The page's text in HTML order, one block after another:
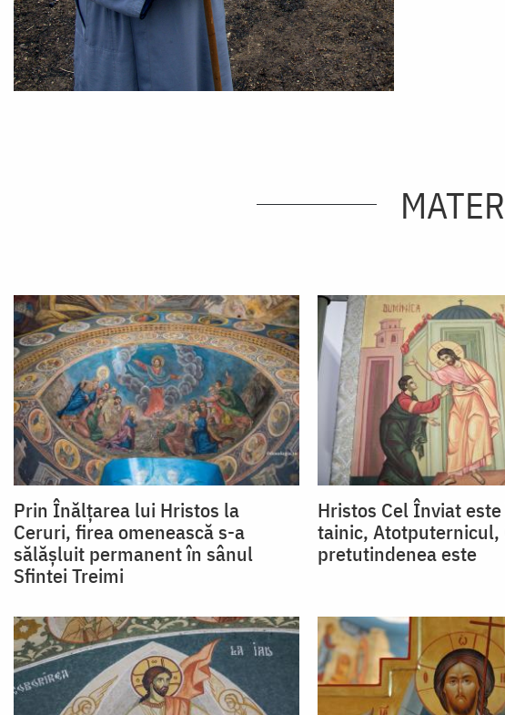
Prin Înălțarea lui Hristos la
Ceruri, firea omenească s-a
sălășluit permanent în sânul
Sfintei Treimi
Hristos Cel Înviat
tainic, Atotputernicul,
pretutindenea este